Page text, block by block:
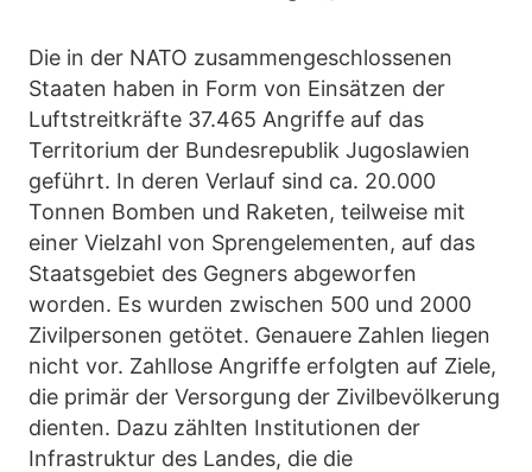
Die in der NATO zusammengeschlossenen
Staaten haben in Form von Einsätzen der
Luftstreitkräfte 37.465 Angriffe auf das
Territorium der Bundesrepublik Jugoslawien
geführt. In deren Verlauf sind ca. 20.000
Tonnen Bomben und Raketen, teilweise mit
einer Vielzahl von Sprengelementen, auf das
Staatsgebiet des Gegners abgeworfen
worden. Es wurden zwischen 500 und 2000
Zivilpersonen getötet. Genauere Zahlen liegen
nicht vor. Zahllose Angriffe erfolgten auf Ziele,
die primär der Versorgung der Zivilbevölkerung
dienten. Dazu zählten Institutionen der
Infrastruktur des Landes, die die